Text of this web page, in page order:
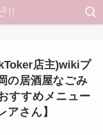
店主)wikiプ
の居酒屋なごみ
すすめメニュー
アさん】